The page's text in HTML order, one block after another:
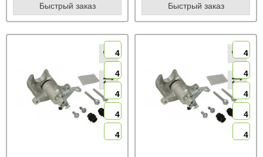
Быстрый заказ Быстрый заказ
4
4
4
4
4
4
4
4
4
4